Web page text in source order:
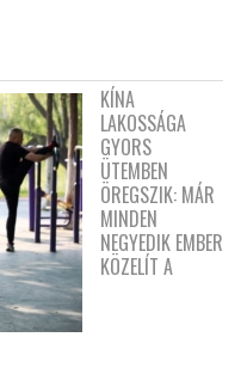
KÍNA
LAKOSSÁGA
GYORS
ÜTEMBEN
ÖREGSZIK: MÁR
MINDEN
NEGYEDIK EMBER
KÖZELÍT A